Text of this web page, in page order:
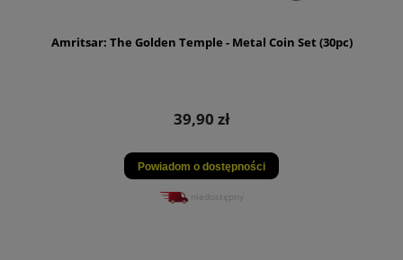
Amritsar: The Golden Temple - Metal Coin Set (30pc)
39,90 zł
Powiadom o dostępności
niedostępny